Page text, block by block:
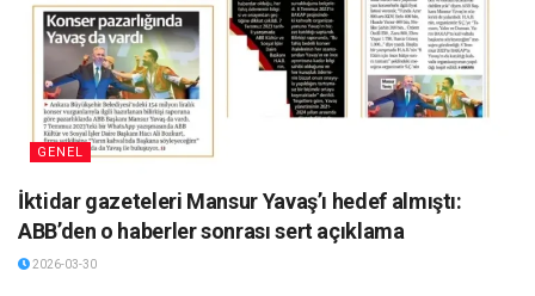
GENEL
İktidar gazeteleri Mansur Yavaş’ı hedef almıştı:
ABB’den o haberler sonrası sert açıklama
2026-03-30